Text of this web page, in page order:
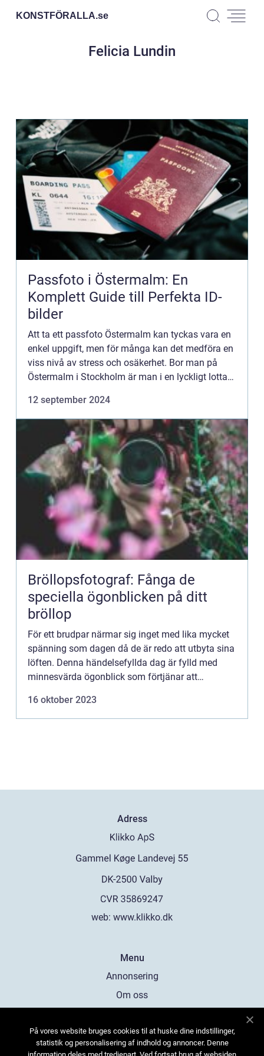
KONSTFÖRALLA.se
Felicia Lundin
Passfoto i Östermalm: En
Komplett Guide till Perfekta ID-
bilder
Att ta ett passfoto Östermalm kan tyckas vara en
enkel uppgift, men för många kan det medföra en
viss nivå av stress och osäkerhet. Bor man på
Östermalm i Stockholm är man i en lyckligt lottad
12 september 2024
Bröllopsfotograf: Fånga de
speciella ögonblicken på ditt
bröllop
För ett brudpar närmar sig inget med lika mycket
spänning som dagen då de är redo att utbyta sina
löften. Denna händelsefyllda dag är fylld med
minnesvärda ögonblick som förtjänar att
bröllopsfotograf av...
16 oktober 2023
Adress
web: www.klikko.dk
Menu
Annonsering
Om oss
Kontakta oss
Sitemap
På vores website bruges cookies til at huske dine indstillinger,
statistik og personalisering af indhold og annoncer. Denne